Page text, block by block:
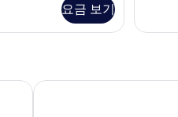
요금 보기
모
기
한
히
그라벨 호텔 제주